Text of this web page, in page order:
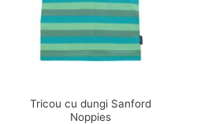
fi
alese
în
pagina
Tricou cu dungi Sanford
Noppies